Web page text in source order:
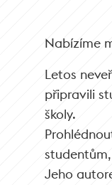
Nabízíme
Letos
připravili
školy.
Jeho